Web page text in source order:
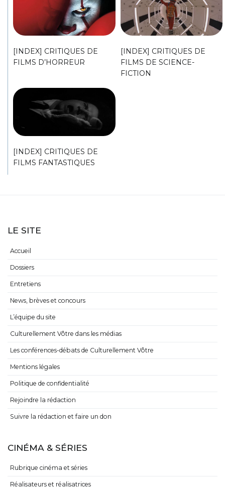
[INDEX] CRITIQUES DE
FILMS D’HORREUR
[INDEX] CRITIQUES DE
FILMS DE SCIENCE-
FICTION
[INDEX] CRITIQUES DE
FILMS FANTASTIQUES
LE SITE
Accueil
Dossiers
Entretiens
News, brèves et concours
L’équipe du site
Culturellement Vôtre dans les médias
Les conférences-débats de Culturellement Vôtre
Mentions légales
Politique de confidentialité
Rejoindre la rédaction
Suivre la rédaction et faire un don
CINÉMA & SÉRIES
Rubrique cinéma et séries
Réalisateurs et réalisatrices